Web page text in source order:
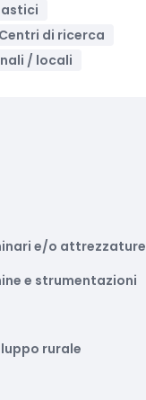
di ricerca
/ locali
e/o attrezzature
e strumentazioni
rurale